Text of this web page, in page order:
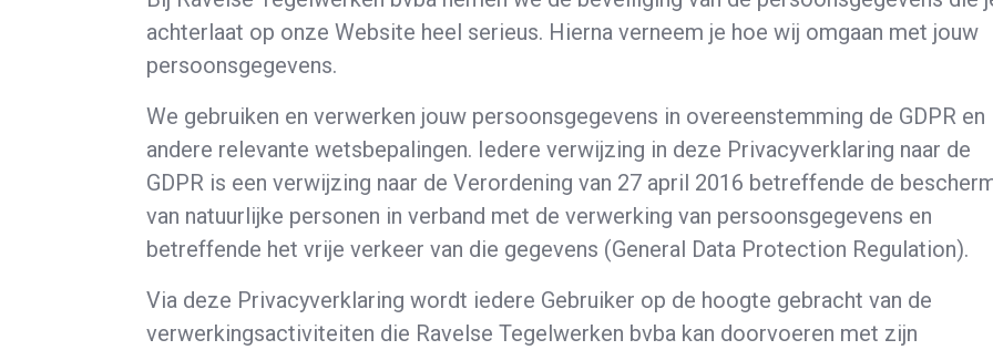
achterlaat op onze Website heel serieus. Hierna verneem je hoe wij omgaan met jouw
persoonsgegevens.
We gebruiken en verwerken jouw persoonsgegevens in overeenstemming de GDPR en
andere relevante wetsbepalingen. Iedere verwijzing in deze Privacyverklaring naar de
GDPR is een verwijzing naar de Verordening van 27 april 2016 betreffende de
van natuurlijke personen in verband met de verwerking van persoonsgegevens en
betreffende het vrije verkeer van die gegevens (General Data Protection Regulation).
Via deze Privacyverklaring wordt iedere Gebruiker op de hoogte gebracht van de
verwerkingsactiviteiten die Ravelse Tegelwerken bvba kan doorvoeren met zijn